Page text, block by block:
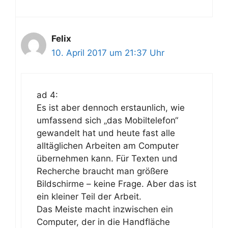
Felix
10. April 2017 um 21:37 Uhr
ad 4:
Es ist aber dennoch erstaunlich, wie
umfassend sich „das Mobiltelefon“
gewandelt hat und heute fast alle
alltäglichen Arbeiten am Computer
übernehmen kann. Für Texten und
Recherche braucht man größere
Bildschirme – keine Frage. Aber das ist
ein kleiner Teil der Arbeit.
Das Meiste macht inzwischen ein
Computer, der in die Handfläche